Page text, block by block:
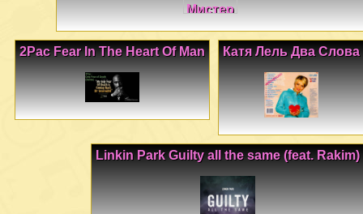
Катя Лель Два Слова
2Pac Fear In The Heart Of Man
Linkin Park Guilty all the same (feat. Rakim)